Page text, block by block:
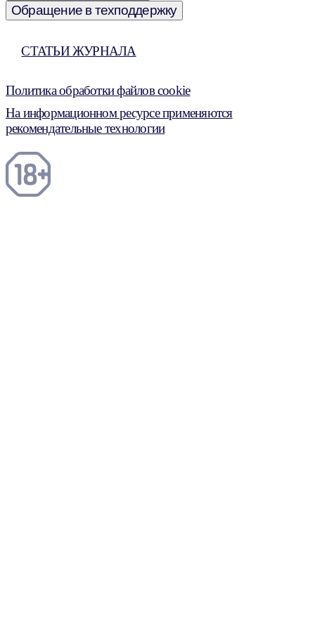
Обращение в техподдержку
СТАТЬИ ЖУРНАЛА
Политика обработки файлов cookie
На информационном ресурсе применяются
рекомендательные технологии